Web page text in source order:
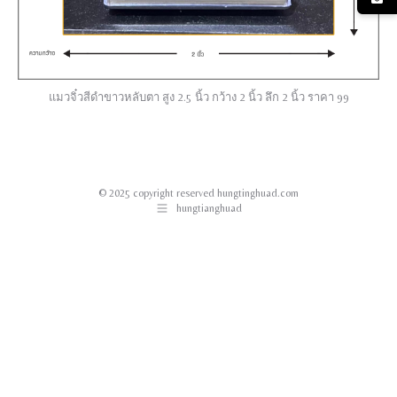
แมวจิ๋วสีดำขาวหลับตา สูง 2.5 นิ้ว กว้าง 2 นิ้ว ลึก 2 นิ้ว ราคา 99
© 2025 copyright reserved hungtinghuad.com
hungtianghuad